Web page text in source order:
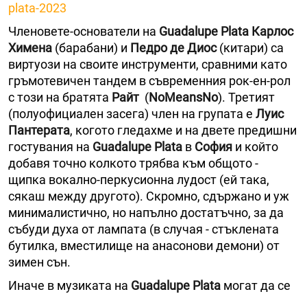
plata-2023
Членовете-основатели на Guadalupe Plata Карлос
Хименa (барабани) и Педро де Диос(китари) са
виртуози на своите инструменти, сравними като
гръмотевичен тандем в съвременния рок-ен-рол
с този на братята Райт (NoMeansNo). Третият
(полуофициален засега) член на групата е Луис
Пантерата, когото гледахме и на двете предишни
гостувания на Guadalupe Plata в София и който
добавя точно колкото трябва към общото -
щипка вокално-перкусионна лудост (ей така,
сякаш между другото). Скромно, сдържано и уж
минималистично, но напълно достатъчно, за да
събуди духа от лампата (в случая - стъклената
бутилка, вместилище на анасонови демони) от
зимен сън.
Иначе в музиката на Guadalupe Plata могат да се